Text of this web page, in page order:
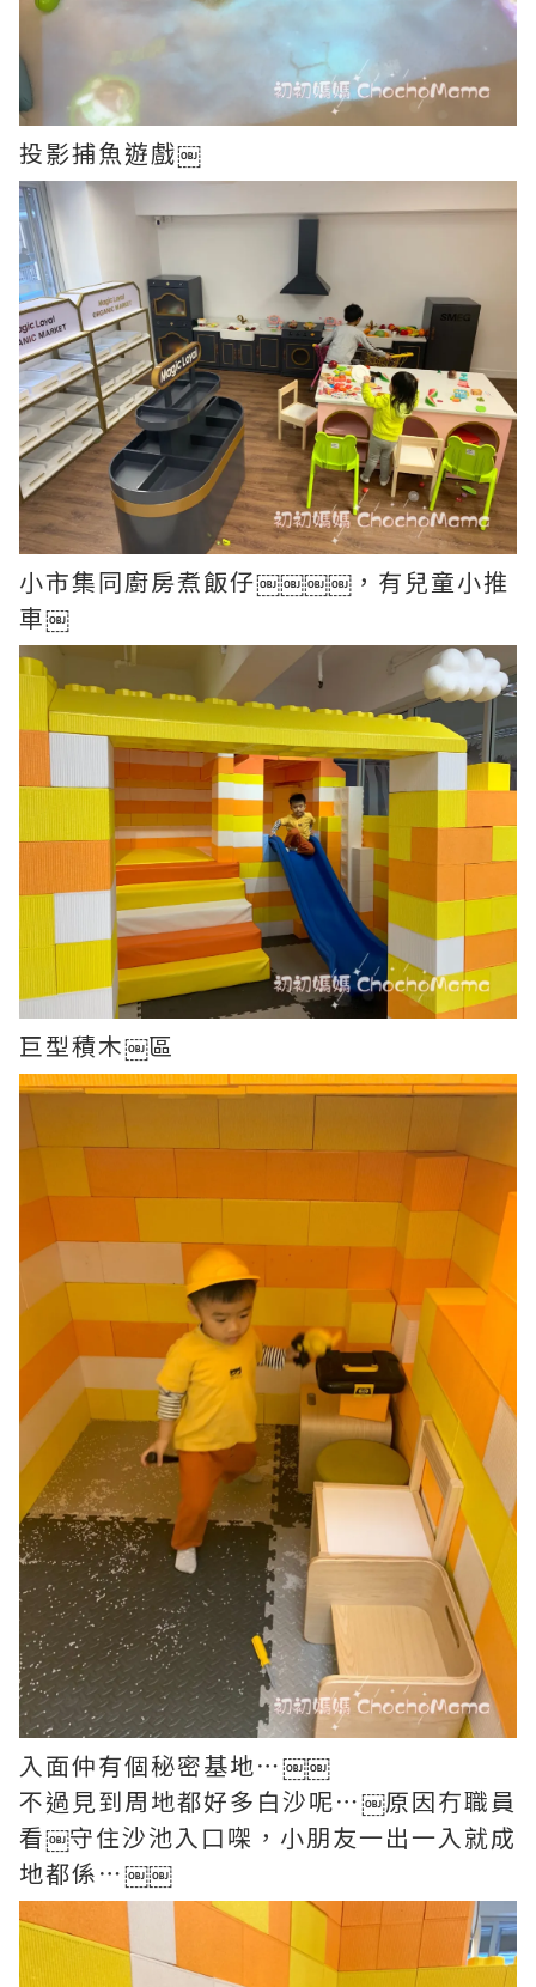
投影捕魚遊戲￼
小市集同廚房煮飯仔￼￼￼￼，有兒童小推
車￼
巨型積木￼區
入面仲有個秘密基地⋯￼￼
不過見到周地都好多白沙呢⋯￼原因冇職員
看￼守住沙池入口㗎，小朋友一出一入就成
地都係⋯￼￼